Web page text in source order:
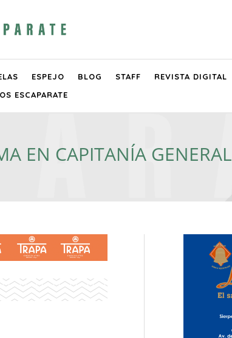
ESPEJO BLOG STAFF REVISTA DIGITAL
ESCAPARATE
EN CAPITANÍA GENERAL